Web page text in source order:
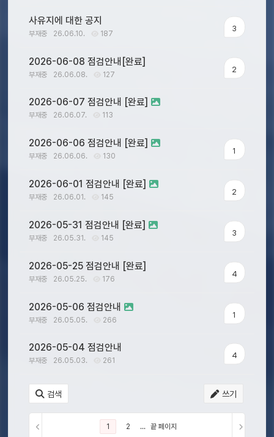
사유지에 대한 공지
부재중 26.06.10. 187
3
2026-06-08 점검안내[완료]
부재중 26.06.08. 127
2
2026-06-07 점검안내 [완료]
부재중 26.06.07. 113
2026-06-06 점검안내 [완료]
부재중 26.06.06. 130
1
2026-06-01 점검안내 [완료]
부재중 26.06.01. 145
2
2026-05-31 점검안내 [완료]
부재중 26.05.31. 145
3
2026-05-25 점검안내 [완료]
부재중 26.05.25. 176
4
2026-05-06 점검안내
부재중 26.05.05. 266
1
2026-05-04 점검안내
부재중 26.05.03. 261
4
검색 쓰기
1 2 ... 끝 페이지